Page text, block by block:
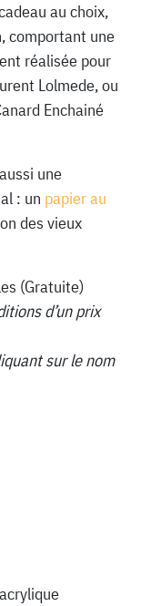
au choix,
comportant une
réalisée pour
Lolmede, ou
Enchainé
une
: un papier au
des vieux
(Gratuite)
d’un prix
sur le nom